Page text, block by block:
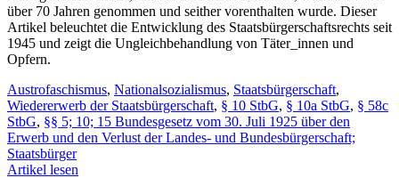
über 70 Jahren genommen und seither vorenthalten wurde. Dieser
Artikel beleuchtet die Entwicklung des Staatsbürgerschaftsrechts seit
1945 und zeigt die Ungleichbehandlung von Täter_innen und
Opfern.
Austrofaschismus, Nationalsozialismus, Staatsbürgerschaft,
Wiedererwerb der Staatsbürgerschaft, § 10 StbG, § 10a StbG, § 58c
StbG, §§ 5; 10; 15 Bundesgesetz vom 30. Juli 1925 über den
Erwerb und den Verlust der Landes- und Bundesbürgerschaft;
Staatsbürger
Artikel lesen